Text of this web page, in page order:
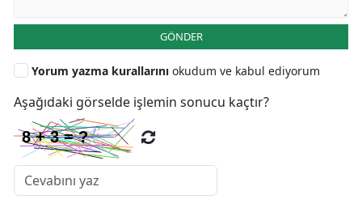
GÖNDER
Yorum yazma kurallarını okudum ve kabul ediyorum
Aşağıdaki görselde işlemin sonucu kaçtır?